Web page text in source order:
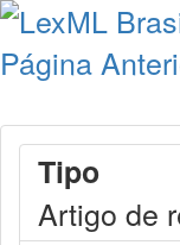
Página
Tipo
Artigo de